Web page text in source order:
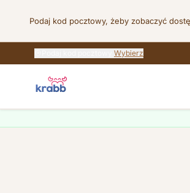
Podaj kod pocztowy, żeby zobaczyć
Wybierz